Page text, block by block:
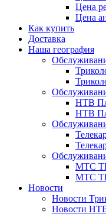
Цена
Цена
Как купить
Доставка
Наша география
НТВ
НТВ
МТС
МТС ТВ
Новости
Новости
Новости